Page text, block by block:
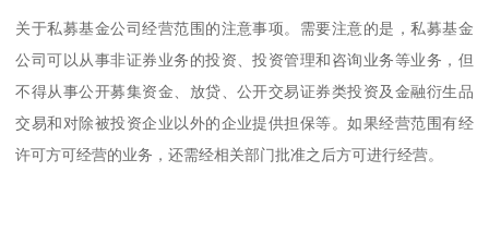
关于私募基金公司经营范围的注意事项。需要注意的是，私募基金
公司可以从事非证券业务的投资、投资管理和咨询业务等业务，但
不得从事公开募集资金、放贷、公开交易证券类投资及金融衍生品
交易和对除被投资企业以外的企业提供担保等。如果经营范围有经
许可方可经营的业务，还需经相关部门批准之后方可进行经营。